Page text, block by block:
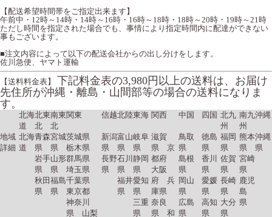
【配送希望時間帯をご指定出来ます】
午前中・12時～14時・14時～16時・16時～18時・18時～20時・19時～21時
ただし時間を指定された場合でも、事情により指定時間内に配達ができない
事もございます。
■注文内容によって以下の配送会社からの出し分けをします。
佐川急便、ヤマト運輸
【送料料金表】
下記料金表の3,980円以上の送料は、お届け
先住所が沖縄・離島・山間部等の場合の送料になりま
す。
北海
道
北東
北
南東
北
関東 信越北陸東海 関西 中国 四国 北九
州
南九
州
沖縄
地域
詳細
北海
道
青森
県
岩手
県
秋田
県
宮城
県
山形
県
福島
県
茨城県
栃木県
群馬県
埼玉県
千葉県
東京都
神奈川
県 山梨
新潟
県
長野
県
富山
県
石川
県
福井
県
岐阜
県
静岡
県
愛知
県
三重
県
滋賀
県 京
都府
大阪
府 兵
庫県
奈良
県 和
鳥取
県
島根
県
岡山
県
広島
県
徳島
県
香川
県
愛媛
県
高知
県
福岡
県
佐賀
県
長崎
県
大分
県
熊本
県
宮崎
県
鹿児
島
県
沖縄
県